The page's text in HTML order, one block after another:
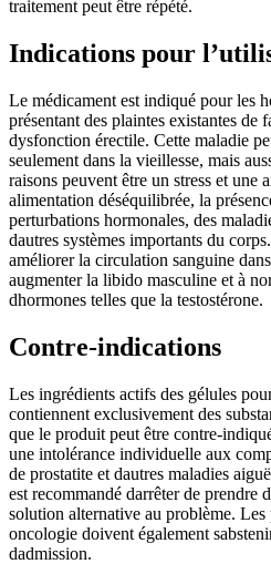
traitement peut être répété.
Indications pour
Le médicament est indiqué pour les
présentant des plaintes existantes de
dysfonction érectile. Cette maladie
seulement dans la vieillesse, mais
raisons peuvent être un stress et une
alimentation déséquilibrée, la
perturbations hormonales, des
dautres systèmes importants du
améliorer la circulation sanguine
augmenter la libido masculine et à
dhormones telles que la testostérone.
Contre-indications
Les ingrédients actifs des gélules
contiennent exclusivement des
que le produit peut être contre-
une intolérance individuelle aux
de prostatite et dautres maladies
est recommandé darrêter de prendre
solution alternative au problème. Les
oncologie doivent également
dadmission.